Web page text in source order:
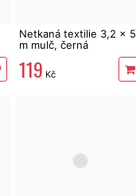
Netkaná textilie 3,2 x 5
m mulč, černá
119 Kč